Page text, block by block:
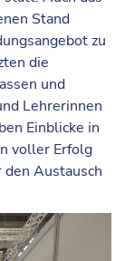
Stand
zu
die
und
Lehrerinnen
Einblicke in
voller Erfolg
Austausch